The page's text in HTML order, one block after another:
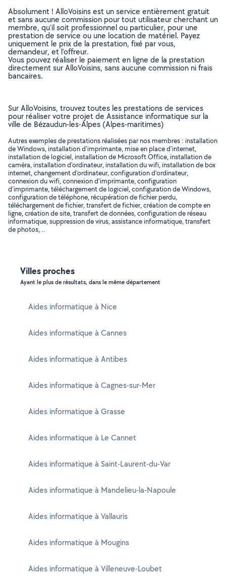
Absolument ! AlloVoisins est un service entièrement gratuit
et sans aucune commission pour tout utilisateur cherchant un
membre, qu’il soit professionnel ou particulier, pour une
prestation de service ou une location de matériel. Payez
uniquement le prix de la prestation, fixé par vous,
demandeur, et l’offreur.
Vous pouvez réaliser le paiement en ligne de la prestation
directement sur AlloVoisins, sans aucune commission ni frais
bancaires.
Sur AlloVoisins, trouvez toutes les prestations de services
pour réaliser votre projet de Assistance informatique sur la
ville de Bézaudun-les-Alpes (Alpes-maritimes)
Autres exemples de prestations réalisées par nos membres : installation
de Windows, installation d'imprimante, mise en place d'internet,
installation de logiciel, installation de Microsoft Office, installation de
caméra, installation d'ordinateur, installation du wifi, installation de box
internet, changement d'ordinateur, configuration d'ordinateur,
connexion du wifi, connexion d'imprimante, configuration
d'imprimante, téléchargement de logiciel, configuration de Windows,
configuration de téléphone, récupération de fichier perdu,
téléchargement de fichier, transfert de fichier, création de compte en
ligne, création de site, transfert de données, configuration de réseau
informatique, suppression de virus, assistance informatique, transfert
de photos, ..
Villes proches
Ayant le plus de résultats, dans le même département
Aides informatique à Nice
Aides informatique à Cannes
Aides informatique à Antibes
Aides informatique à Cagnes-sur-Mer
Aides informatique à Grasse
Aides informatique à Le Cannet
Aides informatique à Saint-Laurent-du-Var
Aides informatique à Mandelieu-la-Napoule
Aides informatique à Vallauris
Aides informatique à Mougins
Aides informatique à Villeneuve-Loubet